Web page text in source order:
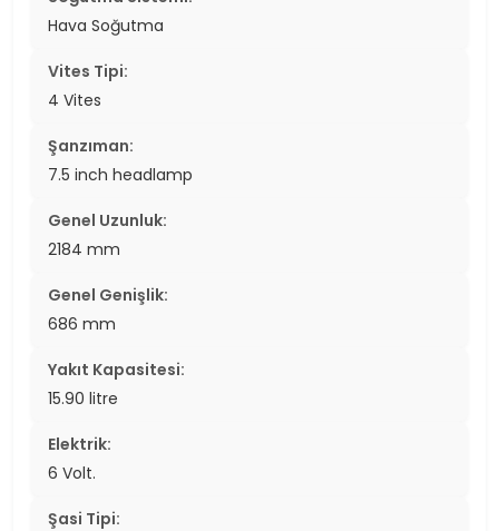
Hava Soğutma
Vites Tipi:
4 Vites
Şanzıman:
7.5 inch headlamp
Genel Uzunluk:
2184 mm
Genel Genişlik:
686 mm
Yakıt Kapasitesi:
15.90 litre
Elektrik:
6 Volt.
Şasi Tipi: